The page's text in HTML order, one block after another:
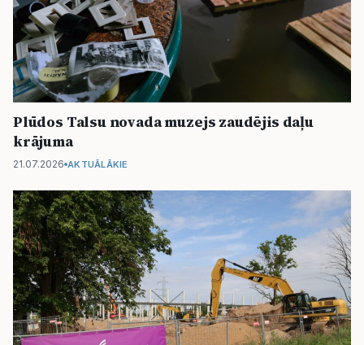
Plūdos Talsu novada muzejs zaudējis daļu
krājuma
21.07.2026 AKTUĀLĀKIE